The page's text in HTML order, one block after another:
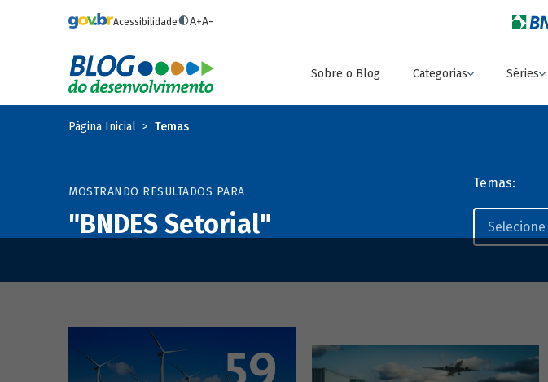
Acessibilidade A+A-
Sobre o Blog Categorias Séries
Página Inicial Temas
MOSTRANDO RESULTADOS PARA
"BNDES Setorial"
Temas: